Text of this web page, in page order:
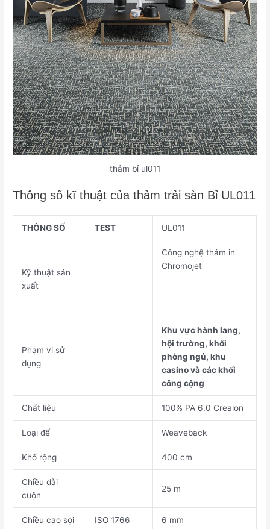
thảm bỉ ul011
Thông số kĩ thuật của thảm trải sàn Bỉ UL011
THÔNG SỐ TEST UL011
Kỹ thuật sản
xuất
Công nghệ thảm in
Chromojet
Phạm vi sử
dụng
Khu vực hành lang,
hội trường, khối
phòng ngủ, khu
casino và các khối
công cộng
Chất liệu 100% PA 6.0 Crealon
Loại đế Weaveback
Khổ rộng 400 cm
Chiều dài
cuộn
25 m
Chiều cao sợi ISO 1766 6 mm